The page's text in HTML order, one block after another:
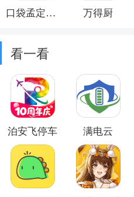
口袋孟定耿马 万得厨
看一看
泊安飞停车 满电云